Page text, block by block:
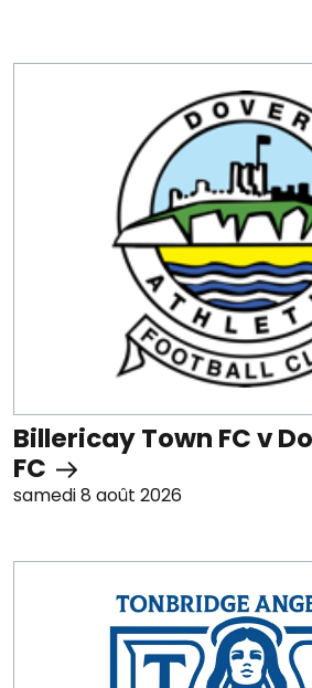
Billericay Town FC v
FC
samedi 8 août 2026